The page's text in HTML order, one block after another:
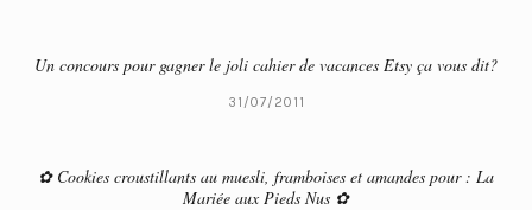
Un concours pour gagner le joli cahier de vacances Etsy ça vous dit?
31/07/2011
✿ Cookies croustillants au muesli, framboises et amandes pour : La
Mariée aux Pieds Nus ✿